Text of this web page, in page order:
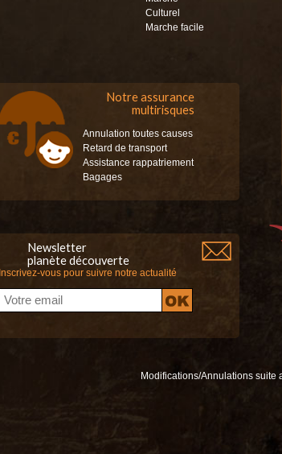
Culturel
Marche facile
Notre assurance
multirisques
Annulation toutes causes
Retard de transport
Assistance rappatriement
Bagages
Newsletter
planète découverte
Inscrivez-vous pour suivre notre actualité
Modifications/Annulations suite